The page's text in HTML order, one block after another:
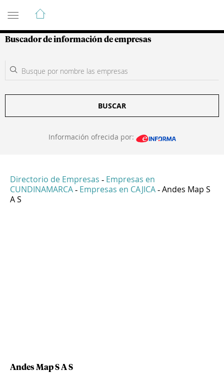
Guía de Empresas Colombianas
Buscador de información de empresas
BUSCAR
Información ofrecida por:
Directorio de Empresas - Empresas en
CUNDINAMARCA - Empresas en CAJICA - Andes Map S
A S
Andes Map S A S